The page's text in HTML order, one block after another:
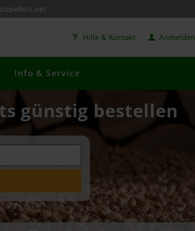
Hilfe & Kontakt Anmelden
Info & Service
günstig bestellen